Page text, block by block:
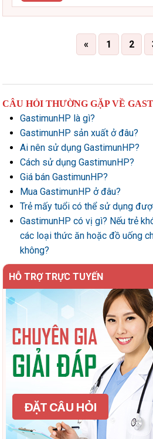
« 1 2
CÂU HỎI THƯỜNG GẶP VỀ
GastimunHP là gì?
GastimunHP sản xuất ở đâu?
Ai nên sử dụng GastimunHP?
Cách sử dụng GastimunHP?
Giá bán GastimunHP?
Mua GastimunHP ở đâu?
Trẻ mấy tuổi có thể sử dụng
GastimunHP có vị gì? Nếu trẻ
các loại thức ăn hoặc đồ uống
không?
HỖ TRỢ TRỰC TUYẾN